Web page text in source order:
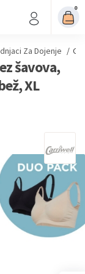
0
Za Dojenje /
šavova,
XL